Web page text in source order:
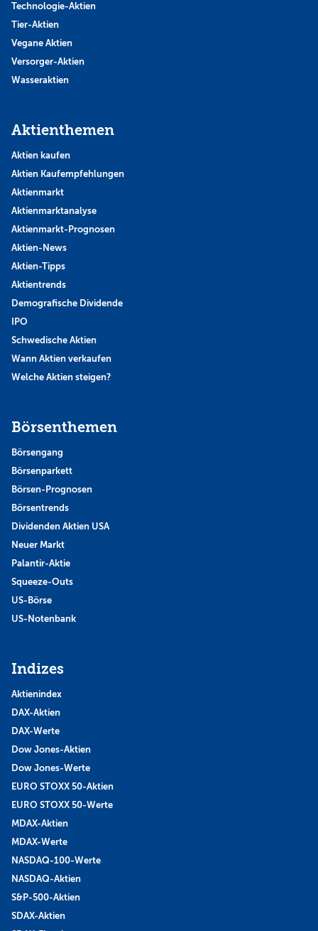
Technologie-Aktien
Tier-Aktien
Vegane Aktien
Versorger-Aktien
Wasseraktien
Aktienthemen
Aktien kaufen
Aktien Kaufempfehlungen
Aktienmarkt
Aktienmarktanalyse
Aktienmarkt-Prognosen
Aktien-News
Aktien-Tipps
Aktientrends
Demografische Dividende
IPO
Schwedische Aktien
Wann Aktien verkaufen
Welche Aktien steigen?
Börsenthemen
Börsengang
Börsenparkett
Börsen-Prognosen
Börsentrends
Dividenden Aktien USA
Neuer Markt
Palantir-Aktie
Squeeze-Outs
US-Börse
US-Notenbank
Indizes
Aktienindex
DAX-Aktien
DAX-Werte
Dow Jones-Aktien
Dow Jones-Werte
EURO STOXX 50-Aktien
EURO STOXX 50-Werte
MDAX-Aktien
MDAX-Werte
NASDAQ-100-Werte
NASDAQ-Aktien
S&P-500-Aktien
SDAX-Aktien